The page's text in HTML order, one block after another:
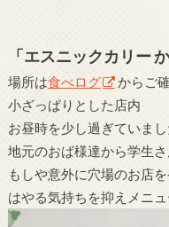
「エスニックカリー
場所は食べログ
からご
小ざっぱりとした店内
お昼時を少し過ぎていま
地元のおば様達から学生
もしや意外に穴場のお店を
はやる気持ちを抑えメニ